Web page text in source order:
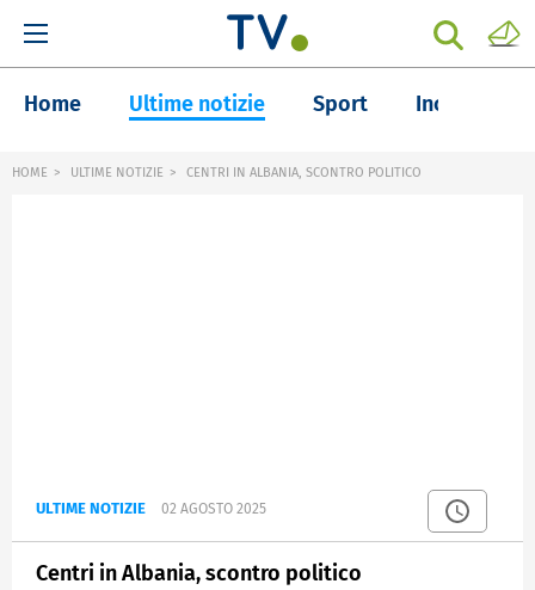
Home Ultime notizie Sport Inchieste
HOME ULTIME NOTIZIE CENTRI IN ALBANIA, SCONTRO POLITICO
ULTIME NOTIZIE 02 AGOSTO 2025
Centri in Albania, scontro politico